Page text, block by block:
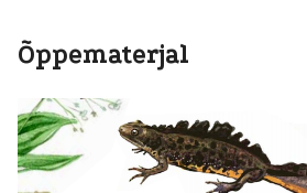
Õppematerjal